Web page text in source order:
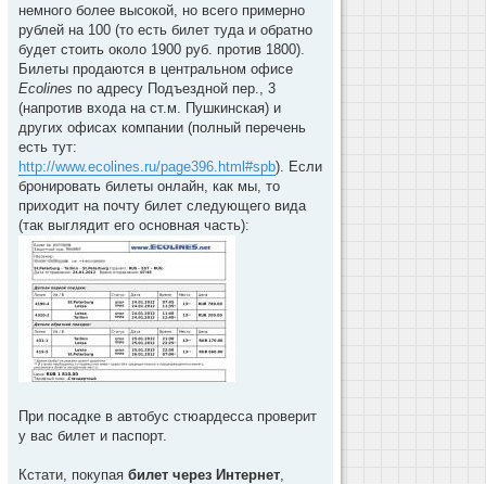
немного более высокой, но всего примерно
рублей на 100 (то есть билет туда и обратно
будет стоить около 1900 руб. против 1800).
Билеты продаются в центральном офисе
Ecolines по адресу Подъездной пер., 3
(напротив входа на ст.м. Пушкинская) и
других офисах компании (полный перечень
есть тут:
http://www.ecolines.ru/page396.html#spb). Если
бронировать билеты онлайн, как мы, то
приходит на почту билет следующего вида
(так выглядит его основная часть):
При посадке в автобус стюардесса проверит
у вас билет и паспорт.
Кстати, покупая билет через Интернет